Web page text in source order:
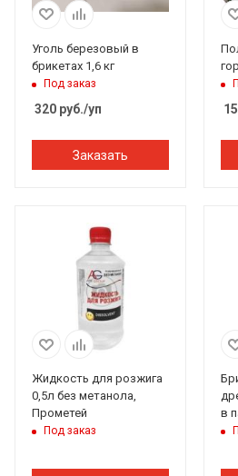
Уголь березовый в
брикетах 1,6 кг
Под заказ
320 руб./уп
Заказать
Жидкость для розжига
0,5л без метанола,
Прометей
Под заказ
в